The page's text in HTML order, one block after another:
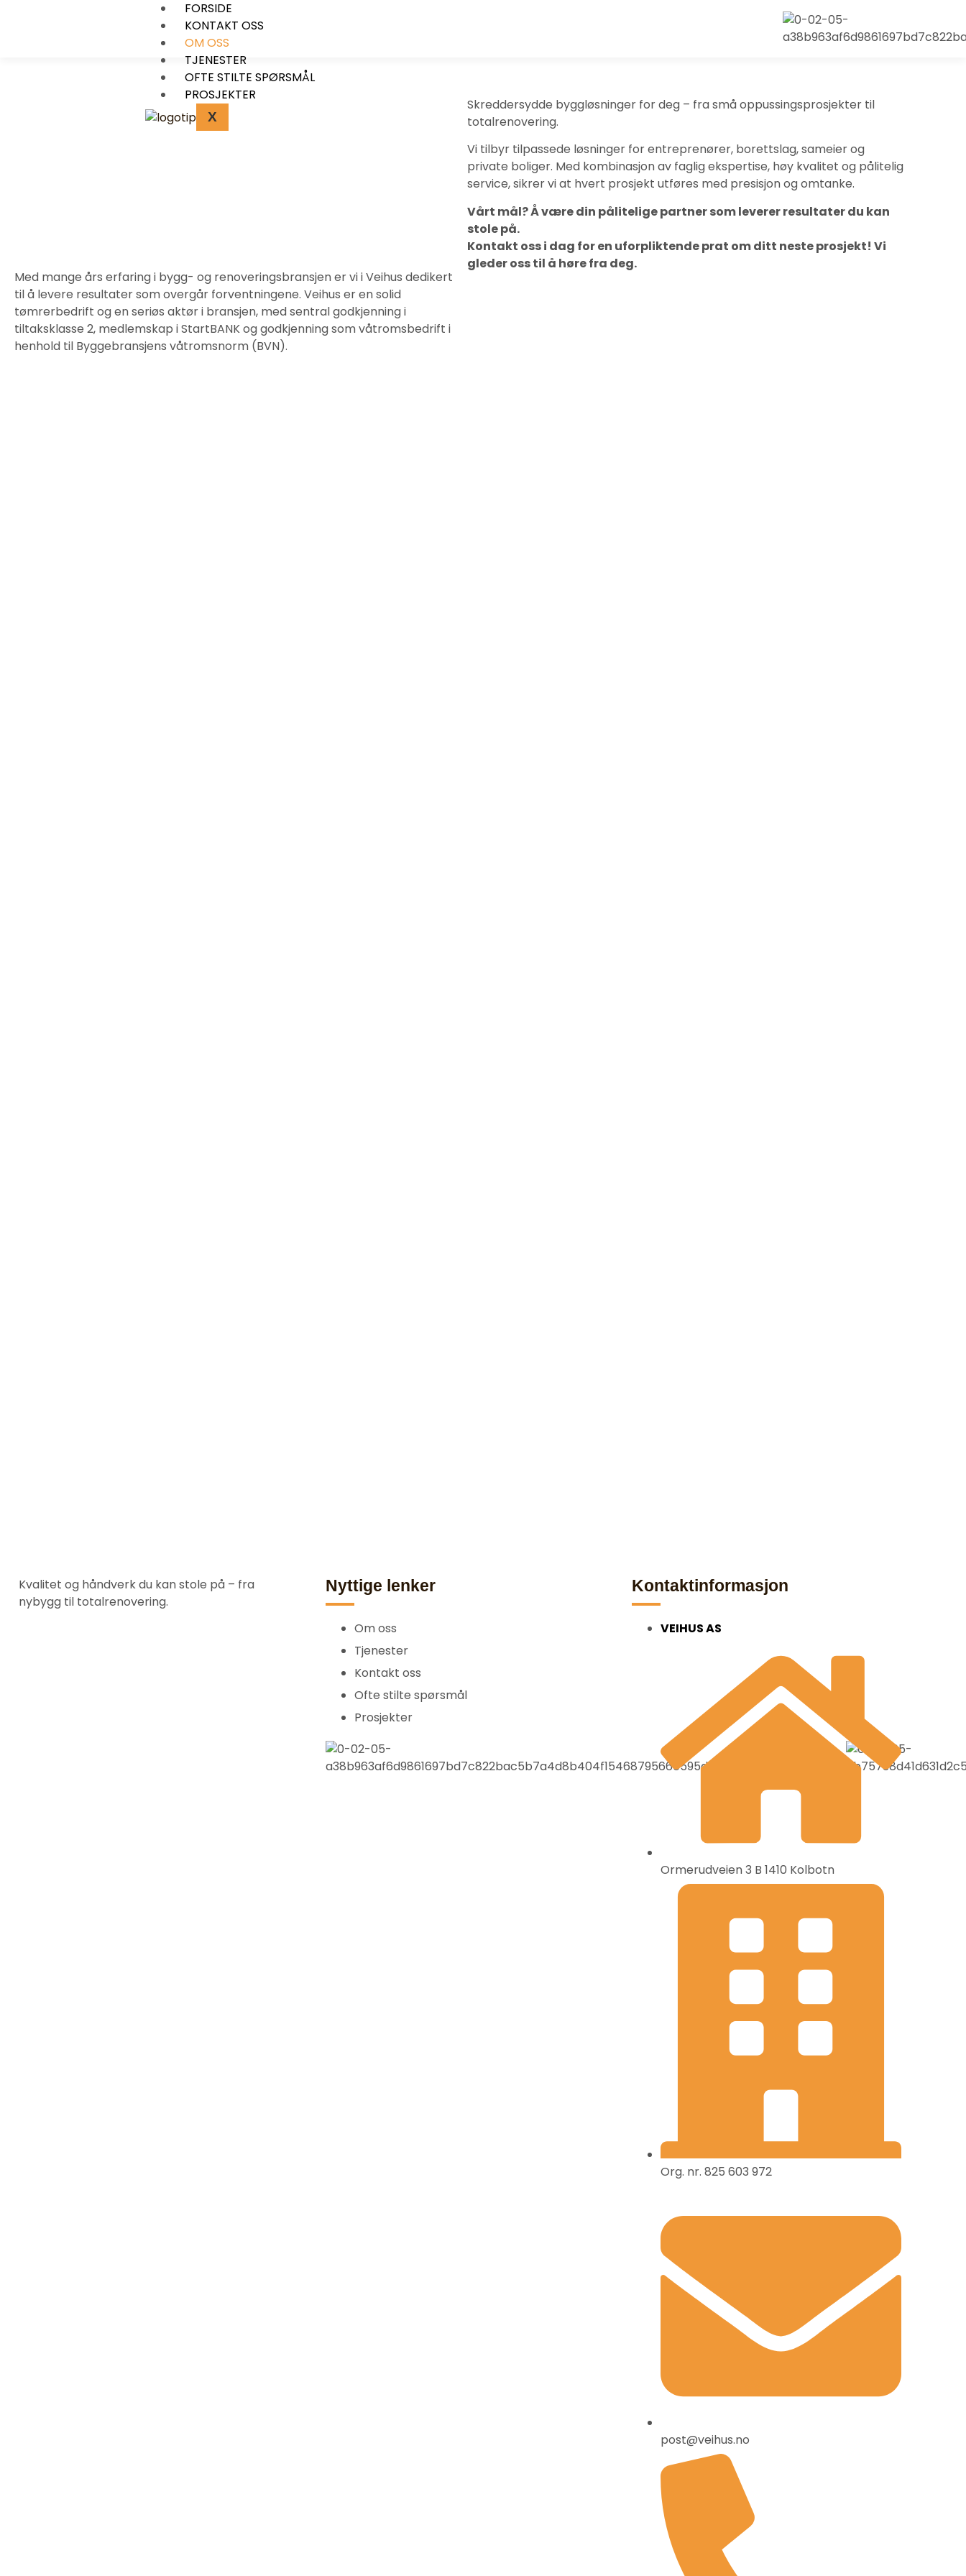
FORSIDE
KONTAKT OSS
OM OSS
TJENESTER
OFTE STILTE SPØRSMÅL
PROSJEKTER
X
Med mange års erfaring i bygg- og renoveringsbransjen er vi i Veihus dedikert
til å levere resultater som overgår forventningene. Veihus er en solid
tømrerbedrift og en seriøs aktør i bransjen, med sentral godkjenning i
tiltaksklasse 2, medlemskap i StartBANK og godkjenning som våtromsbedrift i
henhold til Byggebransjens våtromsnorm (BVN).
Skreddersydde byggløsninger for deg – fra små oppussingsprosjekter til
totalrenovering.
Vi tilbyr tilpassede løsninger for entreprenører, borettslag, sameier og
private boliger. Med kombinasjon av faglig ekspertise, høy kvalitet og pålitelig
service, sikrer vi at hvert prosjekt utføres med presisjon og omtanke.
Vårt mål? Å være din pålitelige partner som leverer resultater du kan
stole på.
Kontakt oss i dag for en uforpliktende prat om ditt neste prosjekt! Vi
gleder oss til å høre fra deg.
Kvalitet og håndverk du kan stole på – fra
nybygg til totalrenovering.
Nyttige lenker
Om oss
Tjenester
Kontakt oss
Ofte stilte spørsmål
Prosjekter
Kontaktinformasjon
VEIHUS AS
Ormerudveien 3 B 1410 Kolbotn
Org. nr. 825 603 972
post@veihus.no